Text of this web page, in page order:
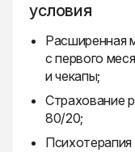
условия
Расширенная
с первого
и чекапы;
Страхование
80/20;